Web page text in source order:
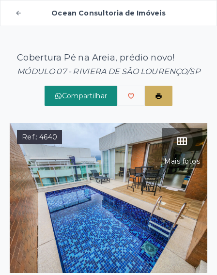
Ocean Consultoria de Imóveis
Cobertura Pé na Areia, prédio novo!
MÓDULO 07 - RIVIERA DE SÃO LOURENÇO/SP
Compartilhar
Mais fotos
Ref.:4640